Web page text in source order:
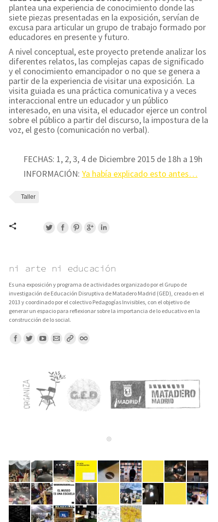
plantea una experiencia de conocimiento donde las
siete piezas presentadas en la exposición, servían de
excusa para articular un grupo de trabajo formado por
educadores en presente y futuro.
A nivel conceptual, este proyecto pretende analizar los
diferentes relatos, las complejas capas de significado
y el conocimiento emancipador o no que se genera a
partir de la experiencia de visitar una exposición. La
visita guiada es una práctica comunicativa y a veces
interaccional entre un educador y un público
interesado, en una visita, el educador ejerce un control
sobre el público a partir del discurso, la impostura de la
voz, el gesto (comunicación no verbal).
FECHAS: 1, 2, 3, 4 de Diciembre 2015 de 18h a 19h
INFORMACIÓN: Ya había explicado esto antes…
Taller
ni arte ni educación
Es una exposición y programa de actividades organizado por el Grupo de
investigación de Educación Disruptiva de Matadero Madrid (GED), creado en el
2013 y coordinado por el colectivo Pedagogías Invisibles, con el objetivo de
generar un espacio para reflexionar sobre la importancia de lo educativo en la
construcción de lo social.
Encuentranos